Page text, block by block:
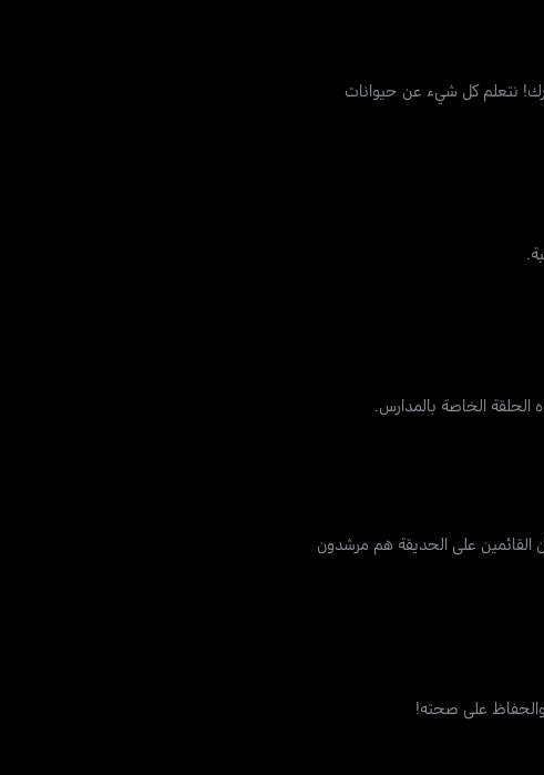
نتعلم كل شيء عن حيوانات
الحلقة الخاصة بالمدارس.
القائمين على الحديقة هم مرشدون
والحفاظ على صحته!